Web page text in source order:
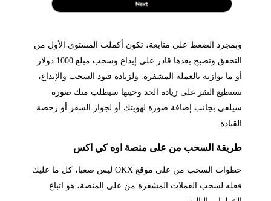
وبمجرد الضغط على متابعة، تكون أكملت المستوى الأول من
التحقق وتصبح بعدها قادر على إيداع وسحب مبلغ 1000 دولار
أو ما يوازيه بالعملة المشفرة. ولزيادة قيود السحب والإيداع،
تستطيع النقر على زيادة الحد وحينها سيطلب منك صورة
سيلفي بجانب إضافة صورة لهويتك أو لجواز السفر أو رخصة
القيادة.
طريقة السحب من على منصة اوه كي اكس
خطوات السحب من على موقع OKX ليس صعبا، كل ما عليك
فعله لسحب العملات المشفرة من على المنصة، هو اتباع